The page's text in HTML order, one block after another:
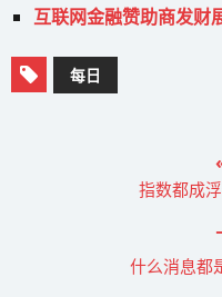
互联网金融赞助商发财
每日
指数都成
什么消息都